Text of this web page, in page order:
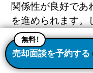
関係性が良好であ
を進められます。
は、専門家に依頼
無料！
売却面談を予約する